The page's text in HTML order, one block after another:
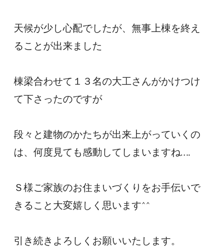
天候が少し心配でしたが、無事上棟を終え
ることが出来ました
棟梁合わせて１３名の大工さんがかけつけ
て下さったのですが
段々と建物のかたちが出来上がっていくの
は、何度見ても感動してしまいますね….
Ｓ様ご家族のお住まいづくりをお手伝いで
きること大変嬉しく思います^^
引き続きよろしくお願いいたします。